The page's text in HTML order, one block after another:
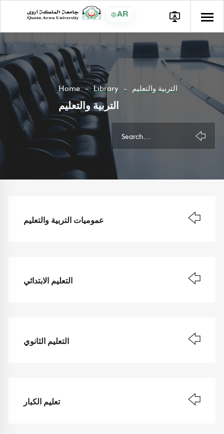
AR
Home Library التربية والتعليم
التربية والتعليم
عموميات التربية والتعليم
التعليم الابتدائي
التعليم الثانوي
تعليم الكبار